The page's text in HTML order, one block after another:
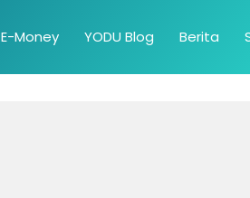
E-Money YODU Blog Berita